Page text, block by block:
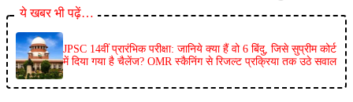
ये खबर भी पढ़ें…
JPSC 14वीं प्रारंभिक परीक्षा: जानिये क्या हैं वो 6 बिंदु, जिसे सुप्रीम कोर्ट
में दिया गया है चैलेंज? OMR स्कैनिंग से रिजल्ट प्रक्रिया तक उठे सवाल